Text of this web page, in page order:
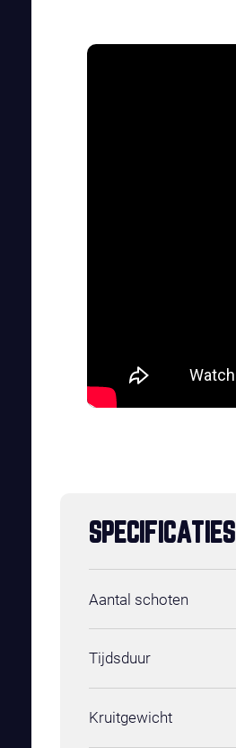
SPECIFICATIES
Aantal schoten
Tijdsduur
Kruitgewicht